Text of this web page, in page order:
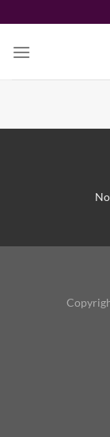
til
indhold